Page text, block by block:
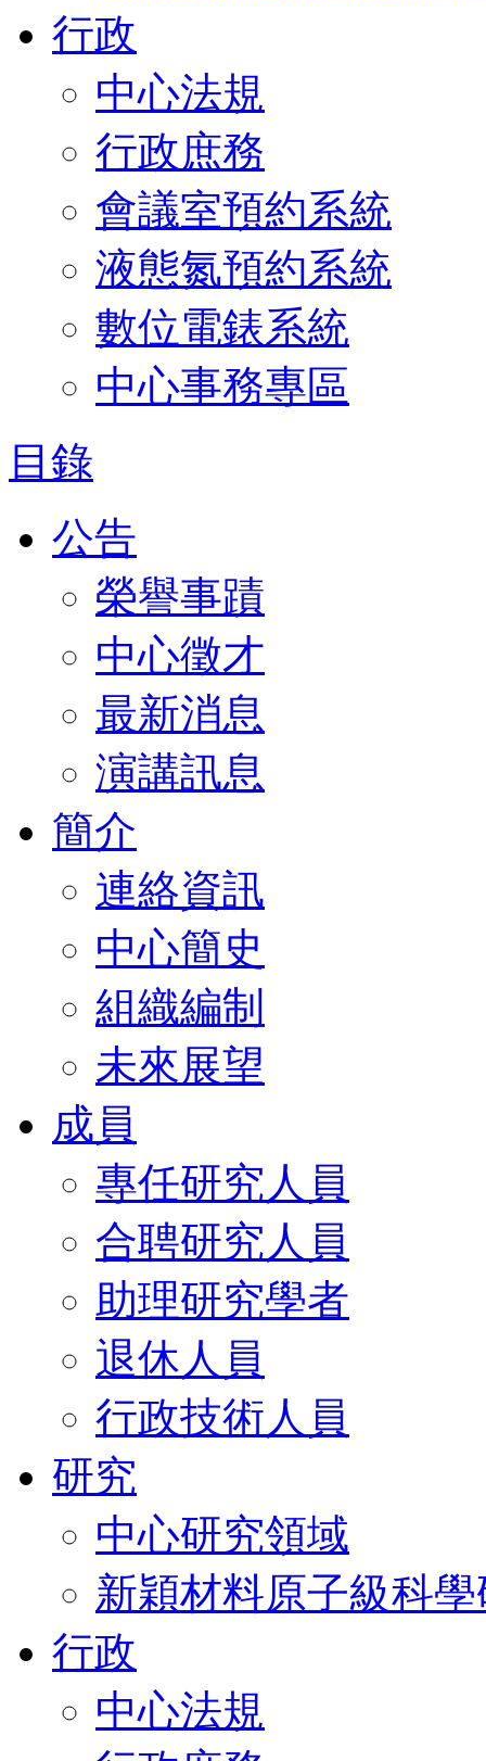
行政
中心法規
行政庶務
會議室預約系統
液態氮預約系統
數位電錶系統
中心事務專區
目錄
公告
榮譽事蹟
中心徵才
最新消息
演講訊息
簡介
連絡資訊
中心簡史
組織編制
未來展望
成員
專任研究人員
合聘研究人員
助理研究學者
退休人員
行政技術人員
研究
中心研究領域
新穎材料原子級科
行政
中心法規